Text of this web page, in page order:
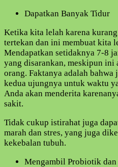
Dapatkan Banyak Tidur
Ketika kita lelah karena
tertekan dan ini membuat kita
Mendapatkan setidaknya 7-8
yang disarankan, meskipun ini
orang. Faktanya adalah
kedua ujungnya untuk waktu
Anda akan menderita
sakit.
Tidak cukup istirahat juga
marah dan stres, yang juga
kekebalan tubuh.
Mengambil Probiotik